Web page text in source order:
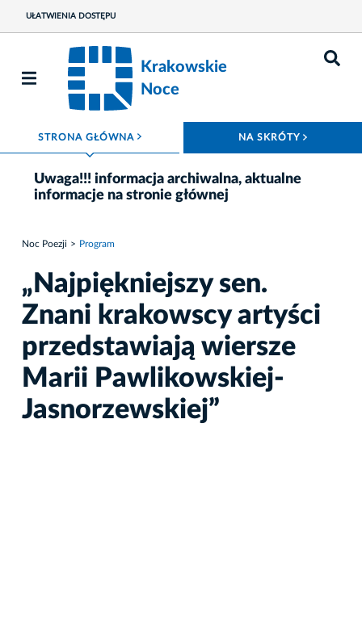
UŁATWIENIA DOSTĘPU
Krakowskie
Noce
STRONA GŁÓWNA ROZWIŃ MENU NA SKRÓTY
Uwaga!!! informacja archiwalna, aktualne
informacje na stronie głównej
Noc Poezji Program
„Najpiękniejszy sen.
Znani krakowscy artyści
przedstawiają wiersze
Marii Pawlikowskiej-
Jasnorzewskiej”